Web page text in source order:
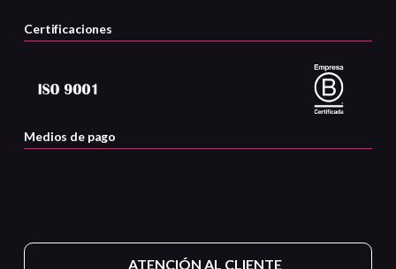
Certificaciones
Medios de pago
ATENCIÓN AL CLIENTE